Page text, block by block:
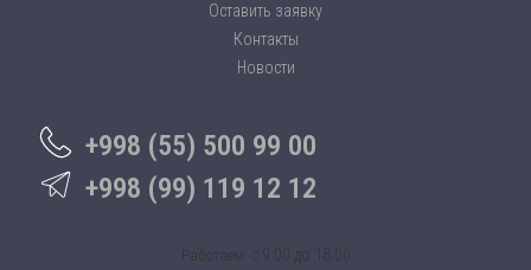
Оставить заявку
Контакты
Новости
+998 (55) 500 99 00
+998 (99) 119 12 12
Работаем: c 9:00 до 18:00